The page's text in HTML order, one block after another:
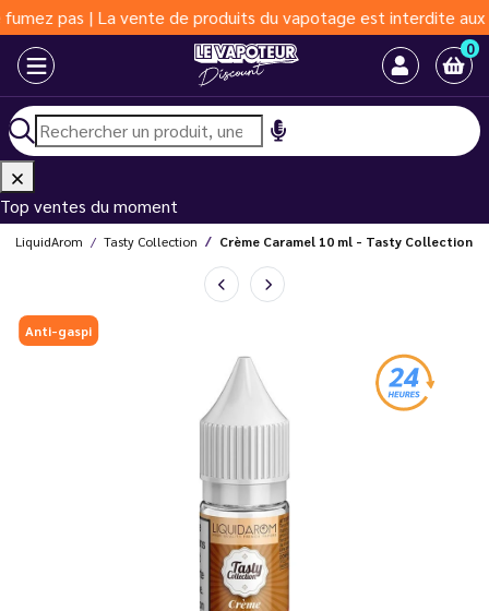
| La vente de produits du vapotage est interdite aux moins
0
Top ventes du moment
LiquidArom Tasty Collection Crème Caramel 10 ml - Tasty Collection
Anti-gaspi